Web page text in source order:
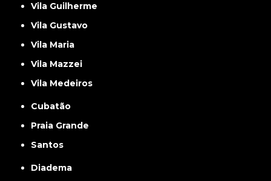
Vila Guilherme
Vila Gustavo
Vila Maria
Vila Mazzei
Vila Medeiros
Cubatão
Praia Grande
Santos
Diadema